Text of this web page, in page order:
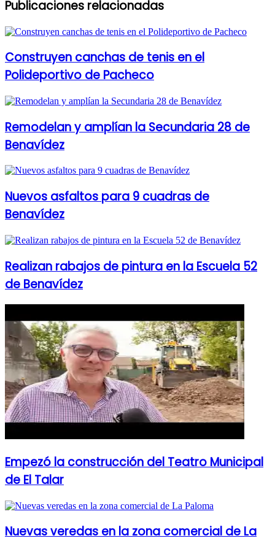
Publicaciones relacionadas
Construyen canchas de tenis en el
Polideportivo de Pacheco
Remodelan y amplían la Secundaria 28 de
Benavídez
Nuevos asfaltos para 9 cuadras de
Benavídez
Realizan rabajos de pintura en la Escuela 52
de Benavídez
Empezó la construcción del Teatro Municipal
de El Talar
Nuevas veredas en la zona comercial de La